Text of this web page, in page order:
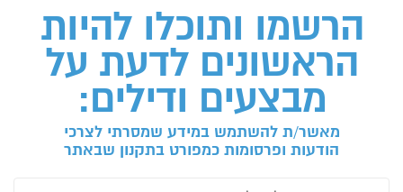
הרשמו ותוכלו להיות
הראשונים לדעת על
מבצעים ודילים:
מאשר/ת להשתמש במידע שמסרתי לצרכי
הודעות ופרסומות כמפורט בתקנון שבאתר